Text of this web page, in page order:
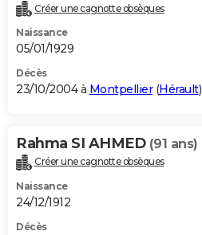
Créer une cagnotte obsèques
Naissance
05/01/1929
Décès
23/10/2004 à Montpellier(Hérault)
Rahma SI AHMED (91 ans)
Créer une cagnotte obsèques
Naissance
24/12/1912
Décès